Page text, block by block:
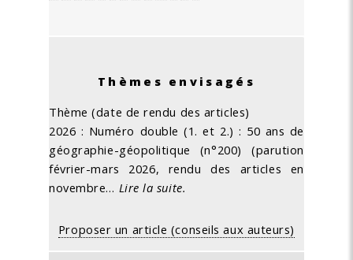
Thèmes envisagés
Thème (date de rendu des articles)
2026 : Numéro double (1. et 2.) : 50 ans de
géographie-géopolitique (n°200) (parution
février-mars 2026, rendu des articles en
novembre… Lire la suite.
Proposer un article (conseils aux auteurs)